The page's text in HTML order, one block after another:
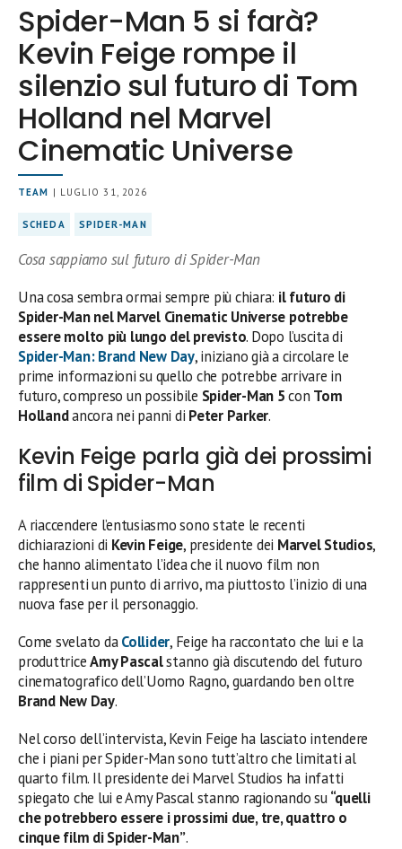
Spider-Man 5 si farà?
Kevin Feige rompe il
silenzio sul futuro di Tom
Holland nel Marvel
Cinematic Universe
TEAM | LUGLIO 31, 2026
SCHEDA SPIDER-MAN
Cosa sappiamo sul futuro di Spider-Man
Una cosa sembra ormai sempre più chiara: il futuro di
Spider-Man nel Marvel Cinematic Universe potrebbe
essere molto più lungo del previsto. Dopo l’uscita di
Spider-Man: Brand New Day, iniziano già a circolare le
prime informazioni su quello che potrebbe arrivare in
futuro, compreso un possibile Spider-Man 5con Tom
Hollandancora nei panni di Peter Parker.
Kevin Feige parla già dei prossimi
film di Spider-Man
A riaccendere l’entusiasmo sono state le recenti
dichiarazioni di Kevin Feige, presidente dei Marvel Studios,
che hanno alimentato l’idea che il nuovo film non
rappresenti un punto di arrivo, ma piuttosto l’inizio di una
nuova fase per il personaggio.
Come svelato daCollider, Feige ha raccontato che lui e la
produttriceAmy Pascalstanno già discutendo del futuro
cinematografico dell’Uomo Ragno, guardando ben oltre
Brand New Day.
Nel corso dell’intervista, Kevin Feige ha lasciato intendere
che i piani per Spider-Man sono tutt’altro che limitati al
quarto film. Il presidente dei Marvel Studios ha infatti
spiegato che lui e Amy Pascal stanno ragionando su“quelli
che potrebbero essere i prossimi due, tre, quattro o
cinque film di Spider-Man”.